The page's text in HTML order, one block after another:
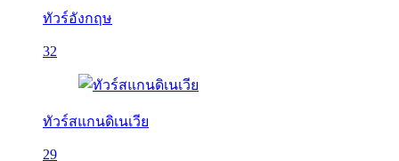
ทัวร์อังกฤษ
32
ทัวร์สแกนดิเนเวีย
29